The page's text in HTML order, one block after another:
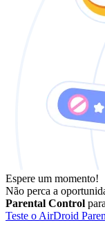
Espere um momento!
Não perca a
Parental Control
Teste o AirDroid